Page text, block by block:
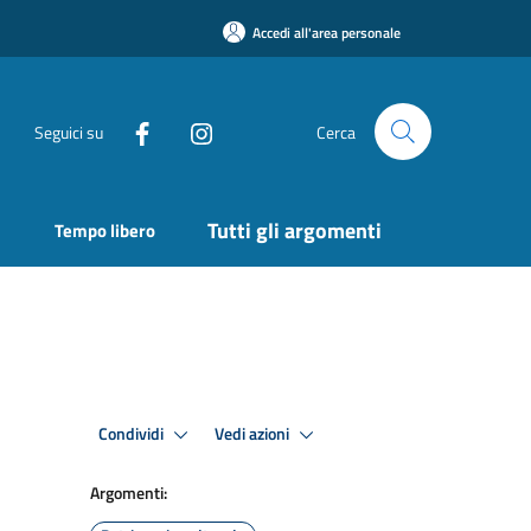
Accedi all'area personale
Seguici su Cerca
Tempo libero Tutti gli argomenti
Condividi Vedi azioni
Argomenti: